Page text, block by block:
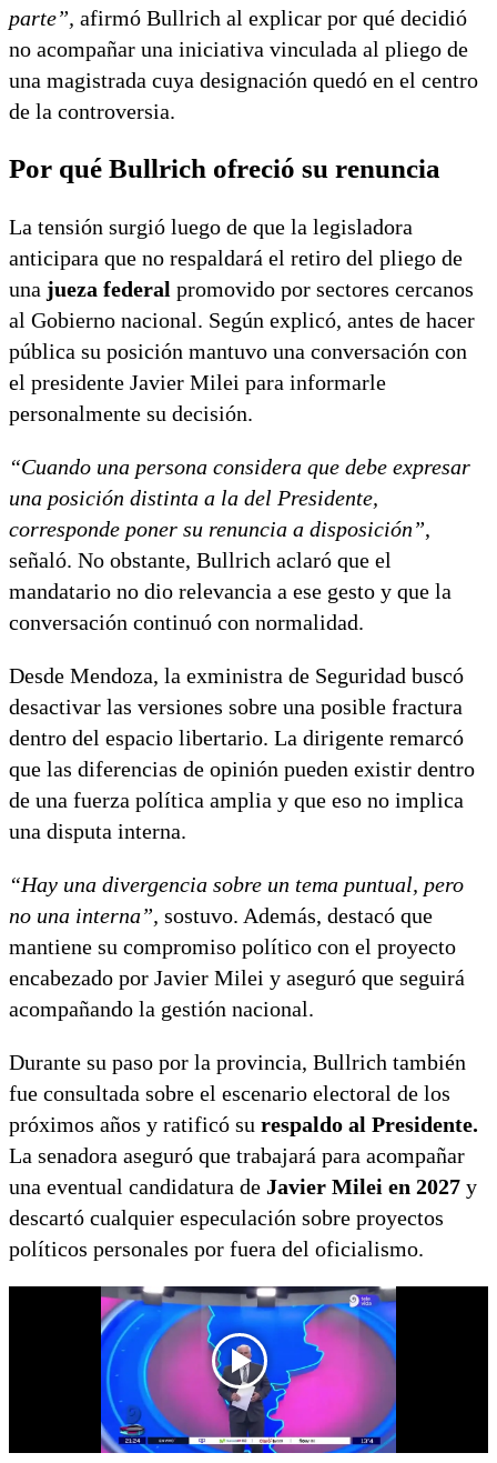
parte”, afirmó Bullrich al explicar por qué decidió
no acompañar una iniciativa vinculada al pliego de
una magistrada cuya designación quedó en el centro
de la controversia.
Por qué Bullrich ofreció su renuncia
La tensión surgió luego de que la legisladora
anticipara que no respaldará el retiro del pliego de
una jueza federal promovido por sectores cercanos
al Gobierno nacional. Según explicó, antes de hacer
pública su posición mantuvo una conversación con
el presidente Javier Milei para informarle
personalmente su decisión.
“Cuando una persona considera que debe expresar
una posición distinta a la del Presidente,
corresponde poner su renuncia a disposición”,
señaló. No obstante, Bullrich aclaró que el
mandatario no dio relevancia a ese gesto y que la
conversación continuó con normalidad.
Desde Mendoza, la exministra de Seguridad buscó
desactivar las versiones sobre una posible fractura
dentro del espacio libertario. La dirigente remarcó
que las diferencias de opinión pueden existir dentro
de una fuerza política amplia y que eso no implica
una disputa interna.
“Hay una divergencia sobre un tema puntual, pero
no una interna”, sostuvo. Además, destacó que
mantiene su compromiso político con el proyecto
encabezado por Javier Milei y aseguró que seguirá
acompañando la gestión nacional.
Durante su paso por la provincia, Bullrich también
fue consultada sobre el escenario electoral de los
próximos años y ratificó su respaldo al Presidente.
La senadora aseguró que trabajará para acompañar
una eventual candidatura de Javier Milei en 2027 y
descartó cualquier especulación sobre proyectos
políticos personales por fuera del oficialismo.